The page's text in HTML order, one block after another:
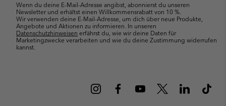
Wenn du deine E-Mail-Adresse angibst, abonnierst du unseren
Newsletter und erhältst einen Willkommensrabatt von 10 %.
Wir verwenden deine E-Mail-Adresse, um dich über neue Produkte,
Angebote und Aktionen zu informieren. In unseren
Datenschutzhinweisen erfährst du, wie wir deine Daten für
Marketingzwecke verarbeiten und wie du deine Zustimmung widerrufen
kannst.